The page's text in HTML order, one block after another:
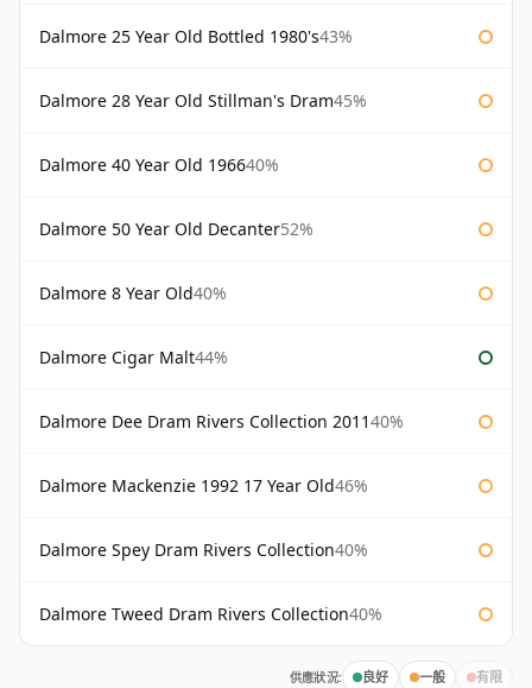
Dalmore 25 Year Old Bottled 1980's43%
Dalmore 28 Year Old Stillman's Dram45%
Dalmore 40 Year Old 196640%
Dalmore 50 Year Old Decanter52%
Dalmore 8 Year Old40%
Dalmore Cigar Malt44%
Dalmore Dee Dram Rivers Collection 201140%
Dalmore Mackenzie 1992 17 Year Old46%
Dalmore Spey Dram Rivers Collection40%
Dalmore Tweed Dram Rivers Collection40%
供應狀況: 良好 一般 有限